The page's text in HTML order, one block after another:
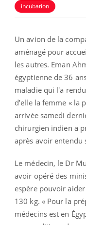
incubation
Un avion de la
aménagé pour
les autres. Eman
égyptienne de 36
maladie qui l'a
d’elle la femme « la
arrivée samedi
chirurgien indien a
après avoir entendu
Le médecin, le Dr
avoir opéré des
espère pouvoir
130 kg. « Pour la
médecins est en